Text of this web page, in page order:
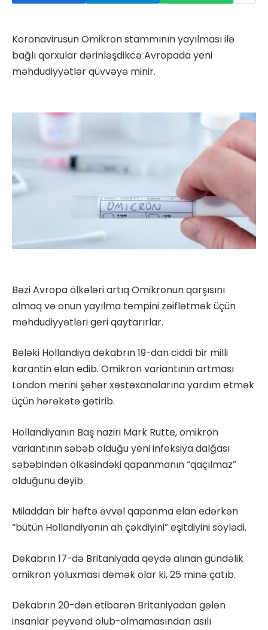
Koronavirusun Omikron stammının yayılması ilə
bağlı qorxular dərinləşdikcə Avropada yeni
məhdudiyyətlər qüvvəyə minir.
Bəzi Avropa ölkələri artıq Omikronun qarşısını
almaq və onun yayılma tempini zəiflətmək üçün
məhdudiyyətləri geri qaytarırlar.
Beləki Hollandiya dekabrın 19-dan ciddi bir milli
karantin elan edib. Omikron variantının artması
London merini şəhər xəstəxanalarına yardım etmək
üçün hərəkətə gətirib.
Hollandiyanın Baş naziri Mark Rutte, omikron
variantının səbəb olduğu yeni infeksiya dalğası
səbəbindən ölkəsindəki qapanmanın “qaçılmaz”
olduğunu deyib.
Miladdan bir həftə əvvəl qapanma elan edərkən
“bütün Hollandiyanın ah çəkdiyini” eşitdiyini söylədi.
Dekabrın 17-də Britaniyada qeydə alınan gündəlik
omikron yoluxması demək olar ki, 25 minə çatıb.
Dekabrın 20-dən etibarən Britaniyadan gələn
insanlar peyvənd olub-olmamasından asılı